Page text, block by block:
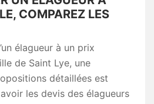
COMPAREZ LES
élagueur à un prix
de Saint Lye, une
détaillées est
les devis des élagueurs